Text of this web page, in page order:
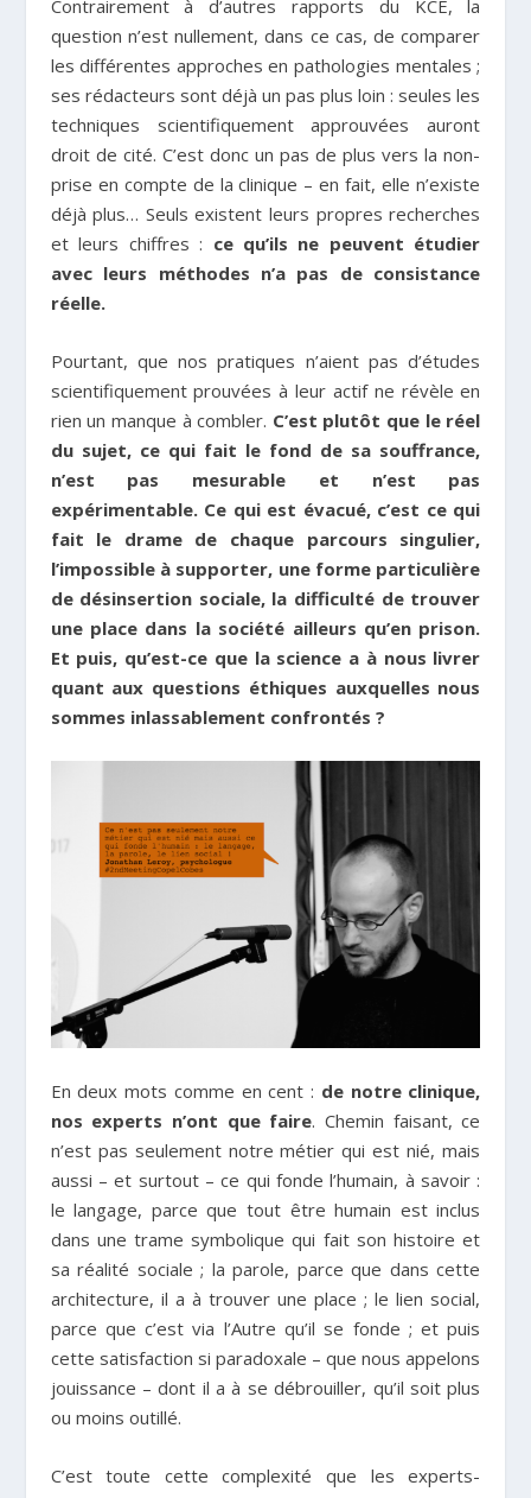
Contrairement à d’autres rapports du KCE, la
question n’est nullement, dans ce cas, de comparer
les différentes approches en pathologies mentales ;
ses rédacteurs sont déjà un pas plus loin : seules les
techniques scientifiquement approuvées auront
droit de cité. C’est donc un pas de plus vers la non-
prise en compte de la clinique – en fait, elle n’existe
déjà plus… Seuls existent leurs propres recherches
et leurs chiffres : ce qu’ils ne peuvent étudier
avec leurs méthodes n’a pas de consistance
réelle.
Pourtant, que nos pratiques n’aient pas d’études
scientifiquement prouvées à leur actif ne révèle en
rien un manque à combler. C’est plutôt que le réel
du sujet, ce qui fait le fond de sa souffrance,
n’est pas mesurable et n’est pas
expérimentable. Ce qui est évacué, c’est ce qui
fait le drame de chaque parcours singulier,
l’impossible à supporter, une forme particulière
de désinsertion sociale, la difficulté de trouver
une place dans la société ailleurs qu’en prison.
Et puis, qu’est-ce que la science a à nous livrer
quant aux questions éthiques auxquelles nous
sommes inlassablement confrontés ?
En deux mots comme en cent : de notre clinique,
nos experts n’ont que faire. Chemin faisant, ce
n’est pas seulement notre métier qui est nié, mais
aussi – et surtout – ce qui fonde l’humain, à savoir :
le langage, parce que tout être humain est inclus
dans une trame symbolique qui fait son histoire et
sa réalité sociale ; la parole, parce que dans cette
architecture, il a à trouver une place ; le lien social,
parce que c’est via l’Autre qu’il se fonde ; et puis
cette satisfaction si paradoxale – que nous appelons
jouissance – dont il a à se débrouiller, qu’il soit plus
ou moins outillé.
C’est toute cette complexité que les experts-